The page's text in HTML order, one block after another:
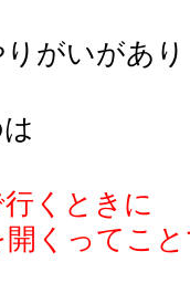
がいがあ
くときに
くってこ